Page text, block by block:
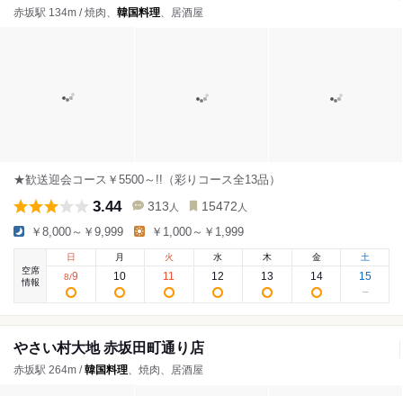
赤坂駅 134m / 焼肉、 韓国料理、居酒屋
★歓送迎会コース￥5500～!!（彩りコース全13品）
3.44 313 人 15472 人
￥8,000～￥9,999 ￥1,000～￥1,999
空席
情報
日
8/9
月
10
火
11
水
12
木
13
金
14
土
15
やさい村大地 赤坂田町通り店
赤坂駅 264m /韓国料理、焼肉、居酒屋